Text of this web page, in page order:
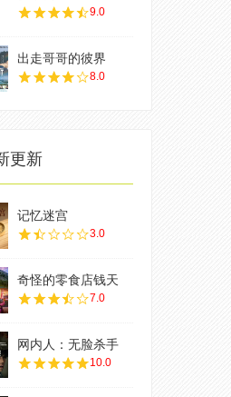
9.0
出走哥哥的彼界
8.0
更新
记忆迷宫
3.0
奇怪的零食店钱天
7.0
网内人：无脸杀手
10.0